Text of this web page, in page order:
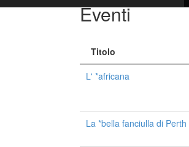
Eventi
Titolo
L' *africana
La *bella fanciulla di Perth